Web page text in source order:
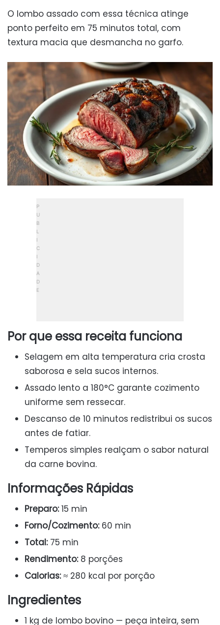
O lombo assado com essa técnica atinge
ponto perfeito em 75 minutos total, com
textura macia que desmancha no garfo.
Por que essa receita funciona
Selagem em alta temperatura cria crosta
saborosa e sela sucos internos.
Assado lento a 180°C garante cozimento
uniforme sem ressecar.
Descanso de 10 minutos redistribui os sucos
antes de fatiar.
Temperos simples realçam o sabor natural
da carne bovina.
Informações Rápidas
Preparo:15 min
Forno/Cozimento:60 min
Total:75 min
Rendimento:8 porções
Calorias:≈ 280 kcal por porção
Ingredientes
1 kg de lombo bovino — peça inteira, sem